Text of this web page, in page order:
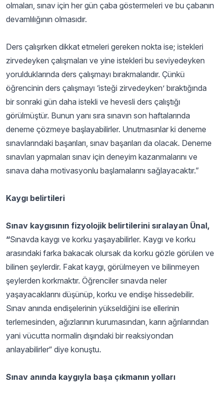
olmaları, sınav için her gün çaba göstermeleri ve bu çabanın
devamlılığının olmasıdır.
Ders çalışırken dikkat etmeleri gereken nokta ise; istekleri
zirvedeyken çalışmaları ve yine istekleri bu seviyedeyken
yorulduklarında ders çalışmayı bırakmalarıdır. Çünkü
öğrencinin ders çalışmayı ‘isteği zirvedeyken’ bıraktığında
bir sonraki gün daha istekli ve hevesli ders çalıştığı
görülmüştür. Bunun yanı sıra sınavın son haftalarında
deneme çözmeye başlayabilirler. Unutmasınlar ki deneme
sınavlarındaki başarıları, sınav başarıları da olacak. Deneme
sınavları yapmaları sınav için deneyim kazanmalarını ve
sınava daha motivasyonlu başlamalarını sağlayacaktır.”
Kaygı belirtileri
Sınav kaygısının fizyolojik belirtilerini sıralayan Ünal,
“Sınavda kaygı ve korku yaşayabilirler. Kaygı ve korku
arasındaki farka bakacak olursak da korku gözle görülen ve
bilinen şeylerdir. Fakat kaygı, görülmeyen ve bilinmeyen
şeylerden korkmaktır. Öğrenciler sınavda neler
yaşayacaklarını düşünüp, korku ve endişe hissedebilir.
Sınav anında endişelerinin yükseldiğini ise ellerinin
terlemesinden, ağızlarının kurumasından, karın ağrılarından
yani vücutta normalin dışındaki bir reaksiyondan
anlayabilirler“ diye konuştu.
Sınav anında kaygıyla başa çıkmanın yolları